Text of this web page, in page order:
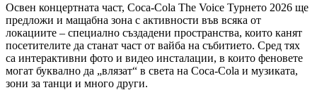
Освен концертната част, Coca-Cola The Voice Турнето 2026 ще
предложи и мащабна зона с активности във всяка от
локациите – специално създадени пространства, които канят
посетителите да станат част от вайба на събитието. Сред тях
са интерактивни фото и видео инсталации, в които феновете
могат буквално да „влязат“ в света на Coca-Cola и музиката,
зони за танци и много други.